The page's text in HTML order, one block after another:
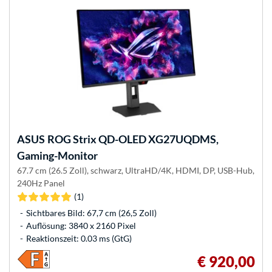
ASUS ROG Strix QD-OLED XG27UQDMS,
Gaming-Monitor
67.7 cm (26.5 Zoll), schwarz, UltraHD/4K, HDMI, DP, USB-Hub,
240Hz Panel
(1)
Sichtbares Bild: 67,7 cm (26,5 Zoll)
Auflösung: 3840 x 2160 Pixel
Reaktionszeit: 0.03 ms (GtG)
€ 920,00